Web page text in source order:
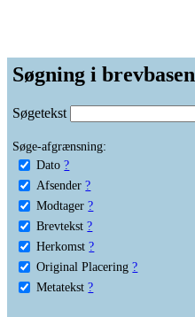
Søgning i brevbasen
Søgetekst
Søge-afgrænsning:
Dato ?
Afsender ?
Modtager ?
Brevtekst ?
Herkomst ?
Original Placering ?
Metatekst ?